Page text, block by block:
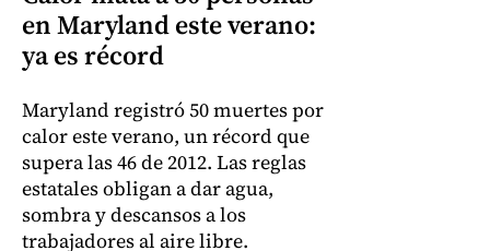
en Maryland este verano:
ya es récord
Maryland registró 50 muertes por
calor este verano, un récord que
supera las 46 de 2012. Las reglas
estatales obligan a dar agua,
sombra y descansos a los
trabajadores al aire libre.